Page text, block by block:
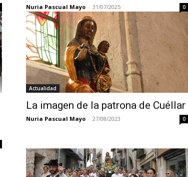
Nuria Pascual Mayo - 31/07/2025 0
Actualidad
La imagen de la patrona de Cuéllar
Nuria Pascual Mayo - 27/08/2023 0